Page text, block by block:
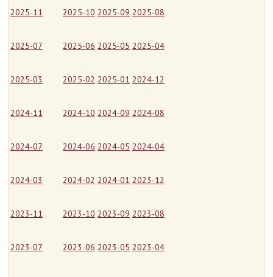
2025-11 2025-10 2025-09 2025-08
2025-07 2025-06 2025-05 2025-04
2025-03 2025-02 2025-01 2024-12
2024-11 2024-10 2024-09 2024-08
2024-07 2024-06 2024-05 2024-04
2024-03 2024-02 2024-01 2023-12
2023-11 2023-10 2023-09 2023-08
2023-07 2023-06 2023-05 2023-04